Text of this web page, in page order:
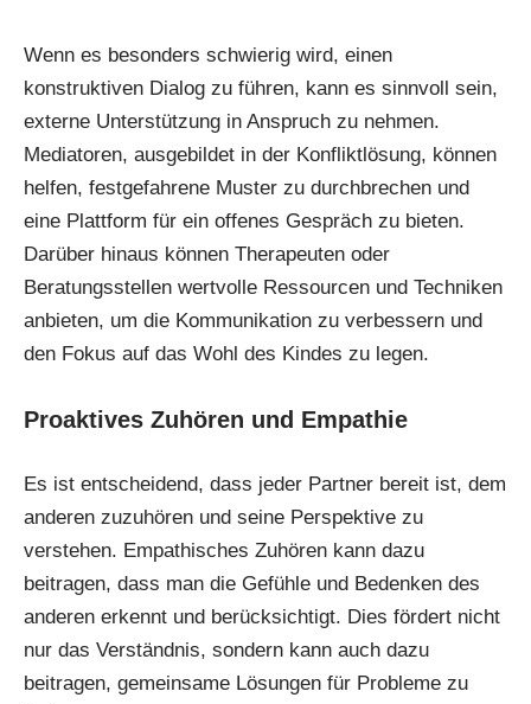
Wenn es besonders schwierig wird, einen
konstruktiven Dialog zu führen, kann es sinnvoll sein,
externe Unterstützung in Anspruch zu nehmen.
Mediatoren, ausgebildet in der Konfliktlösung, können
helfen, festgefahrene Muster zu durchbrechen und
eine Plattform für ein offenes Gespräch zu bieten.
Darüber hinaus können Therapeuten oder
Beratungsstellen wertvolle Ressourcen und Techniken
anbieten, um die Kommunikation zu verbessern und
den Fokus auf das Wohl des Kindes zu legen.
Proaktives Zuhören und Empathie
Es ist entscheidend, dass jeder Partner bereit ist, dem
anderen zuzuhören und seine Perspektive zu
verstehen. Empathisches Zuhören kann dazu
beitragen, dass man die Gefühle und Bedenken des
anderen erkennt und berücksichtigt. Dies fördert nicht
nur das Verständnis, sondern kann auch dazu
beitragen, gemeinsame Lösungen für Probleme zu